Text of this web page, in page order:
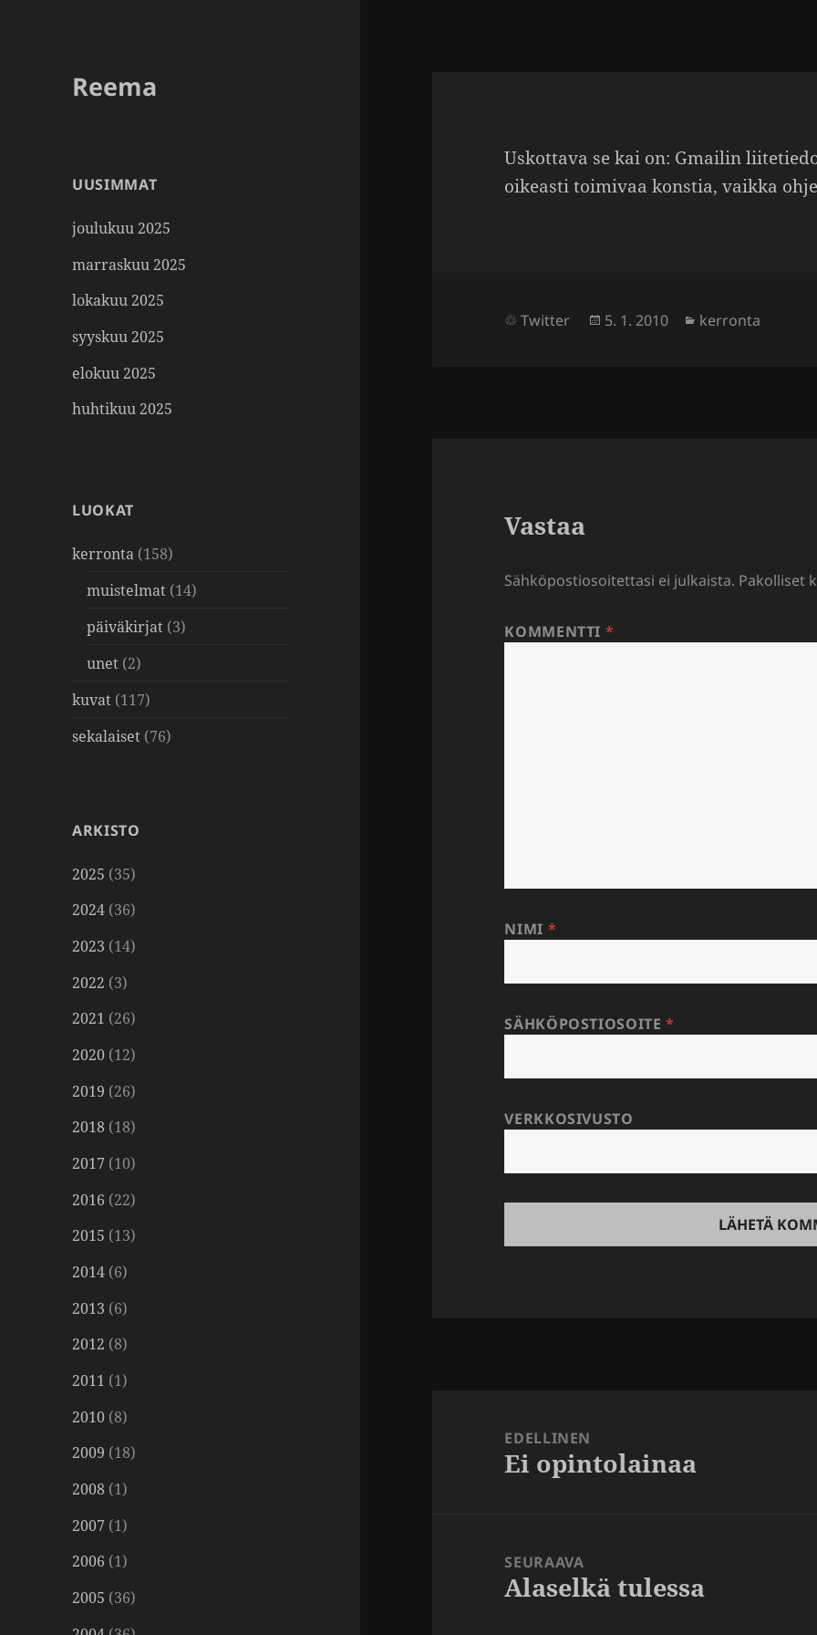
Reema
UUSIMMAT
joulukuu 2025
marraskuu 2025
lokakuu 2025
syyskuu 2025
elokuu 2025
huhtikuu 2025
LUOKAT
kerronta (158)
muistelmat (14)
päiväkirjat (3)
unet (2)
kuvat (117)
sekalaiset (76)
ARKISTO
2025 (35)
2024 (36)
2023 (14)
2022 (3)
2021 (26)
2020 (12)
2019 (26)
2018 (18)
2017 (10)
2016 (22)
2015 (13)
2014 (6)
2013 (6)
2012 (8)
2011 (1)
2010 (8)
2009 (18)
2008 (1)
2007 (1)
2006 (1)
2005 (36)
Uskot­tava se kai on: Gmailin
oikeasti toimivaa konstia, vaikka
Twitter Julkaistu
5. 1. 2010 Kategoriat
kerronta
Vastaa
Sähköpostiosoitettasi ei julkaista. Pakolliset
KOMMENTTI *
NIMI *
SÄHKÖPOSTIOSOITE*
VERKKOSIVUSTO
EDELLINEN
Edellinen
Ei opintolainaa
SEURAAVA
Seuraava
Alaselkä tulessa